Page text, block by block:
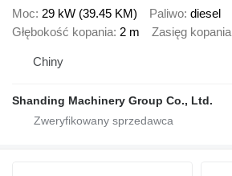
Moc 29 kW (39.45 KM) Paliwo diesel
Głębokość kopania 2 m Zasięg kopania
Chiny
Shanding Machinery Group Co., Ltd.